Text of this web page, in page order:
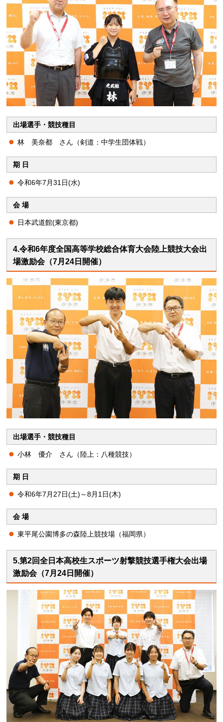
出場選手・競技種目
林 美奈都 さん（剣道：中学生団体戦）
期 日
令和6年7月31日(水)
会 場
日本武道館(東京都)
4.令和6年度全国高等学校総合体育大会陸上競技大会出
場激励会（7月24日開催）
出場選手・競技種目
小林 優介 さん（陸上：八種競技）
期 日
令和6年7月27日(土)～8月1日(木)
会 場
東平尾公園博多の森陸上競技場（福岡県）
5.第2回全日本高校生スポーツ射撃競技選手権大会出場
激励会（7月24日開催）